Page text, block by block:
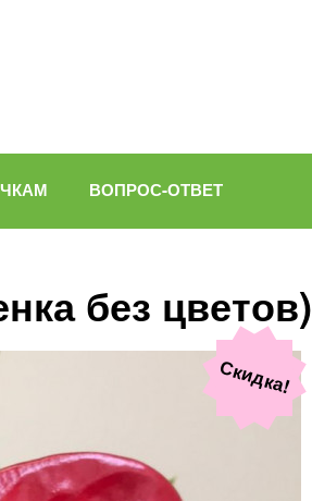
ВОПРОС-ОТВЕТ
без цветов)
Скидка!